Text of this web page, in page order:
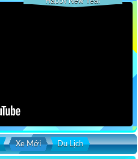
Xe Mới Du Lịch